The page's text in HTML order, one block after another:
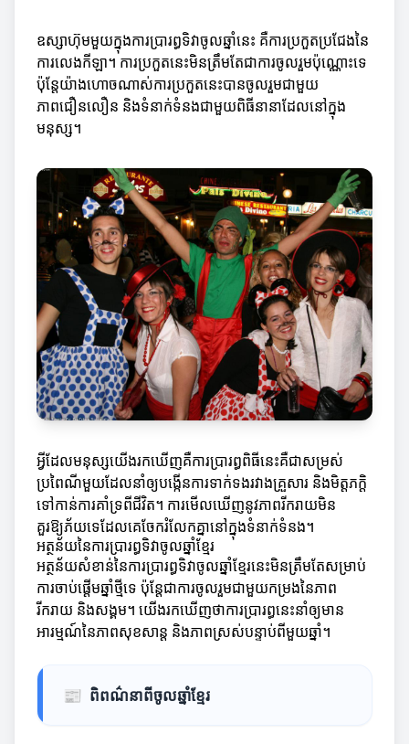
ឧស្សាហ៊ុមមួយក្នុងការប្រារព្ធទិវាចូលឆ្នាំនេះ គឺការប្រកួតប្រជែងនៃ
ការលេងកីឡា។ ការប្រកួតនេះមិនត្រឹមតែជាការចូលរួមប៉ុណ្ណោះទេ
ប៉ុន្តែយ៉ាងហោចណាស់ការប្រកួតនេះបានចូលរួមជាមួយ
ភាពជឿនលឿន និងទំនាក់ទំនងជាមួយពិធីនានាដែលនៅក្នុង
មនុស្ស។
អ្វីដែលមនុស្សយើងរកឃើញគឺការប្រារព្ធពិធីនេះគឺជាសម្រស់
ប្រពៃណីមួយដែលនាំឲ្យបង្កើនការទាក់ទងរវាងគ្រួសារ និងមិត្តភក្តិ
ទៅកាន់ការគាំទ្រពីជីវិត។ ការមើលឃើញនូវភាពរីករាយមិន
គួរឱ្យភ័យទេដែលគេចែករំលែកគ្នានៅក្នុងទំនាក់ទំនង។
អត្ថន័យនៃការប្រារព្ធទិវាចូលឆ្នាំខ្មែរ
អត្ថន័យសំខាន់នៃការប្រារព្ធទិវាចូលឆ្នាំខ្មែរនេះមិនត្រឹមតែសម្រាប់
ការចាប់ផ្តើមឆ្នាំថ្មីទេ ប៉ុន្តែជាការចូលរួមជាមួយកម្រងនៃភាព
រីករាយ និងសង្គម។ យើងរកឃើញថាការប្រារព្ធនេះនាំឲ្យមាន
អារម្មណ៍នៃភាពសុខសាន្ត និងភាពស្រស់បន្ទាប់ពីមួយឆ្នាំ។
📰 ពិពណ៌នាពីចូលឆ្នាំខ្មែរ